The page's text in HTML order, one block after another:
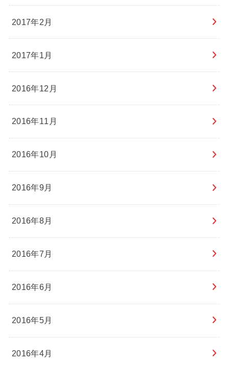
2017年2月
2017年1月
2016年12月
2016年11月
2016年10月
2016年9月
2016年8月
2016年7月
2016年6月
2016年5月
2016年4月